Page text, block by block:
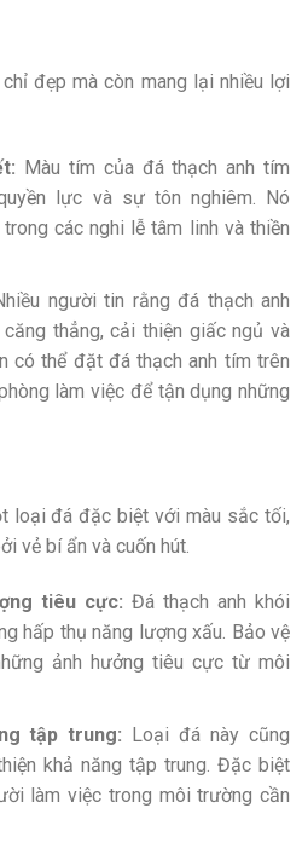
chỉ đẹp mà còn mang lại nhiều lợi
Màu tím của đá thạch anh tím
lực và sự tôn nghiêm. Nó
các nghi lễ tâm linh và thiền
người tin rằng đá thạch anh
thẳng, cải thiện giấc ngủ và
có thể đặt đá thạch anh tím trên
làm việc để tận dụng những
loại đá đặc biệt với màu sắc tối,
vẻ bí ẩn và cuốn hút.
tiêu cực: Đá thạch anh khói
hấp thụ năng lượng xấu. Bảo vệ
ảnh hưởng tiêu cực từ môi
tập trung: Loại đá này cũng
khả năng tập trung. Đặc biệt
làm việc trong môi trường cần